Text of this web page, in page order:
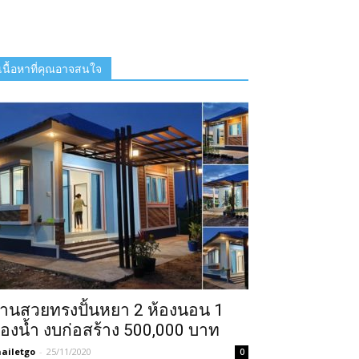
เนื้อหาที่คุณอาจสนใจ
นสวยทรงปั้นหยา 2 ห้องนอน 1
งน้ำ งบก่อสร้าง 500,000 บาท
- 25/11/2020 0